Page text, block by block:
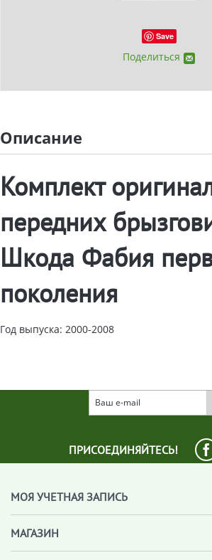
Save
Поделиться
Описание
Комплект
передних
Шкода Фабия
поколения
Год выпуска: 2000-2008
ПРИСОЕДИНЯЙТЕСЬ!
МОЯ УЧЕТНАЯ ЗАПИСЬ
МАГАЗИН